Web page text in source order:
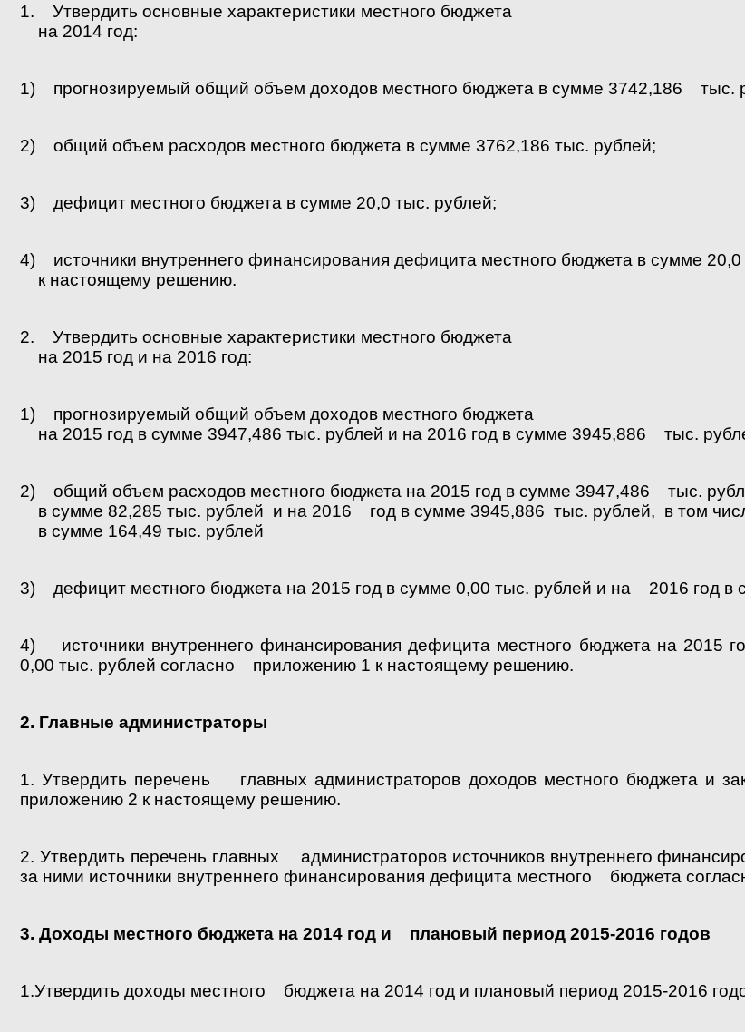
1. Утвердить основные характеристики местного бюджета
на 2014 год:
1) прогнозируемый общий объем доходов местного бюджета в сумме 3742,186 тыс.
2) общий объем расходов местного бюджета в сумме 3762,186 тыс. рублей;
3) дефицит местного бюджета в сумме 20,0 тыс. рублей;
4) источники внутреннего финансирования дефицита местного бюджета в сумме
к настоящему решению.
2. Утвердить основные характеристики местного бюджета
на 2015 год и на 2016 год:
1) прогнозируемый общий объем доходов местного бюджета
на 2015 год в сумме 3947,486 тыс. рублей и на 2016 год в сумме 3945,886 тыс.
2) общий объем расходов местного бюджета на 2015 год в сумме 3947,486 тыс.
в сумме 82,285 тыс. рублей и на 2016 год в сумме 3945,886 тыс. рублей, в том
в сумме 164,49 тыс. рублей
3) дефицит местного бюджета на 2015 год в сумме 0,00 тыс. рублей и на 2016 год в
4) источники внутреннего финансирования дефицита местного бюджета на
0,00 тыс. рублей согласно приложению 1 к настоящему решению.
2. Главные администраторы
1. Утвердить перечень главных администраторов доходов местного бюджета и
приложению 2 к настоящему решению.
2. Утвердить перечень главных администраторов источников внутреннего
за ними источники внутреннего финансирования дефицита местного бюджета
3. Доходы местного бюджета на 2014 год и плановый период 2015-2016 годов
1.Утвердить доходы местного бюджета на 2014 год и плановый период 2015-2016